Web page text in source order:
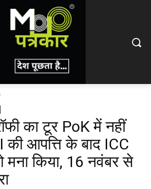
का टूर PoK में नहीं
की आपत्ति के बाद ICC
मना किया, 16 नवंबर से